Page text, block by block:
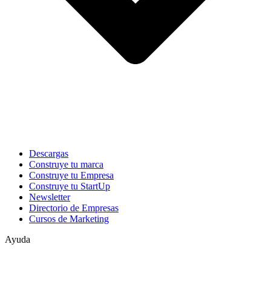
Descargas
Construye tu marca
Construye tu Empresa
Construye tu StartUp
Newsletter
Directorio de Empresas
Cursos de Marketing
Ayuda